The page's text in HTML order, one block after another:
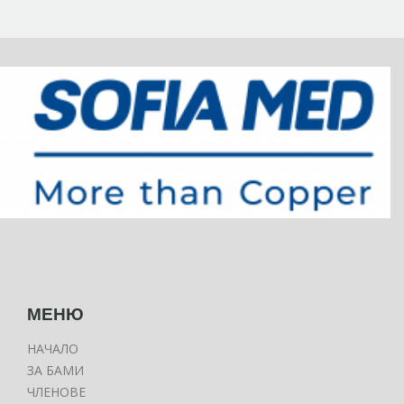
МЕНЮ
НАЧАЛО
ЗА БАМИ
ЧЛЕНОВЕ